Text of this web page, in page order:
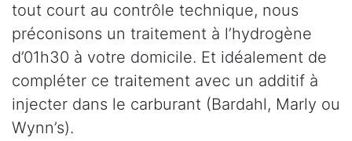
tout court au contrôle technique, nous
préconisons un traitement à l’hydrogène
d’01h30 à votre domicile. Et idéalement de
compléter ce traitement avec un additif à
injecter dans le carburant (Bardahl, Marly ou
Wynn’s).